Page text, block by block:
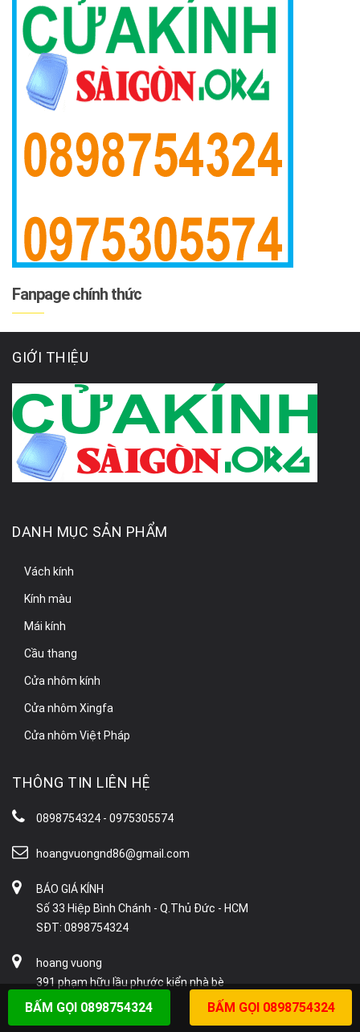
Fanpage chính thức
GIỚI THIỆU
DANH MỤC SẢN PHẨM
Vách kính
Kính màu
Mái kính
Cầu thang
Cửa nhôm kính
Cửa nhôm Xingfa
Cửa nhôm Việt Pháp
THÔNG TIN LIÊN HỆ
0898754324 - 0975305574
hoangvuongnd86@gmail.com
BÁO GIÁ KÍNH
Số 33 Hiệp Bình Chánh - Q.Thủ Đức - HCM
SĐT: 0898754324
hoang vuong
391 phạm hữu lầu phước kiển nhà bè
SĐT: 0975305574
BẤM GỌI 0898754324 BẤM GỌI 0898754324